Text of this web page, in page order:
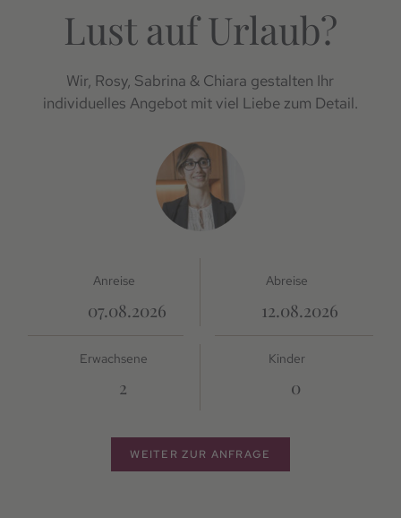
Lust auf Urlaub?
Wir, Rosy, Sabrina & Chiara gestalten Ihr
individuelles Angebot mit viel Liebe zum Detail.
Anreise Abreise
Erwachsene Kinder
WEITER ZUR ANFRAGE